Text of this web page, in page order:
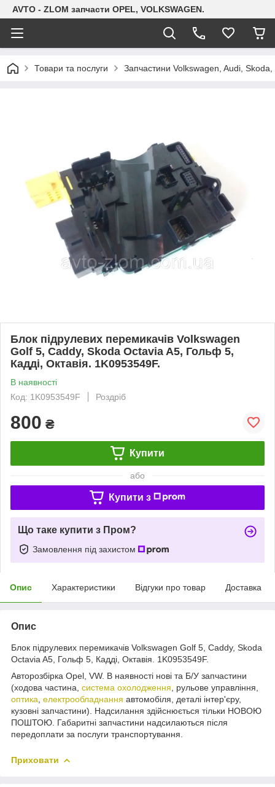
AVTO - ZLOM запчасти OPEL, VOLKSWAGEN.
Товари та послуги Запчастини Volkswagen, Audi, Skoda,
Блок підрулевих перемикачів Volkswagen
Golf 5, Caddy, Skoda Octavia A5, Гольф 5,
Кадді, Октавія. 1K0953549F.
В наявності
Код: 1K0953549F
Роздріб
800 ₴
Купити
або
Купити з
Що таке купити з Пром?
Замовлення під захистом
Опис Характеристики Відгуки про товар Доставка
Опис
Блок підрулевих перемикачів Volkswagen Golf 5, Caddy, Skoda
Octavia A5, Гольф 5, Кадді, Октавія. 1K0953549F.
Авторозбірка Opel, VW. В наявності нові та Б/У запчастини
(ходова частина, система охолодження , рульове управління,
оптика електрообладнання автомобіля, деталі інтер'єру,
кузовні запчастини). Надсилання здійснюється тільки НОВОЮ
ПОШТОЮ. Габаритні запчастини надсилаються після
передоплати за послуги транспортування.
Приховати